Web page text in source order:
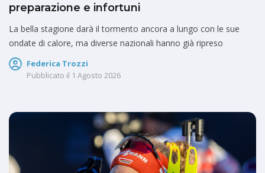
preparazione e infortuni
La bella stagione darà il tormento ancora a lungo con le sue
ondate di calore, ma diverse nazionali hanno già ripreso
Federica Trozzi
Pubblicato il 1 Agosto 2026